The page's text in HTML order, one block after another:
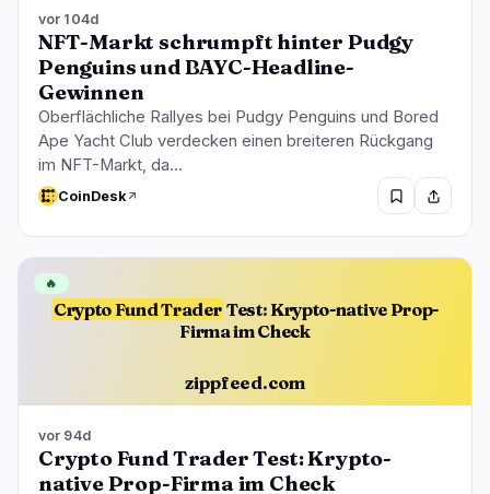
vor 104d
NFT-Markt schrumpft hinter Pudgy
Penguins und BAYC-Headline-
Gewinnen
Oberflächliche Rallyes bei Pudgy Penguins und Bored
Ape Yacht Club verdecken einen breiteren Rückgang
im NFT-Markt, da…
CoinDesk
Crypto Fund Trader Test: Krypto-native Prop-
Firma im Check
zippfeed.com
🔥
vor 94d
Crypto Fund Trader Test: Krypto-
native Prop-Firma im Check